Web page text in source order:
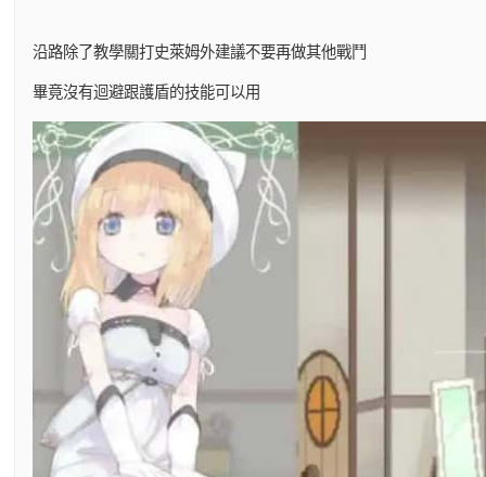
沿路除了教學關打史萊姆外建議不要再做其他戰鬥
畢竟沒有迴避跟護盾的技能可以用